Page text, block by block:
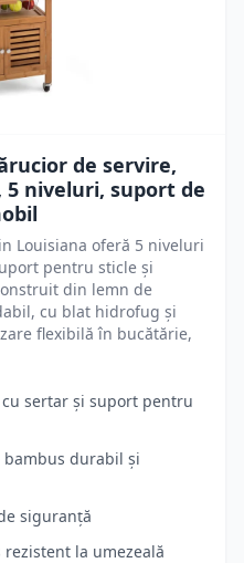
de servire,
niveluri, suport de
Louisiana oferă 5 niveluri
pentru sticle și
din lemn de
cu blat hidrofug și
flexibilă în bucătărie,
sertar și suport pentru
durabil și
siguranță
la umezeală